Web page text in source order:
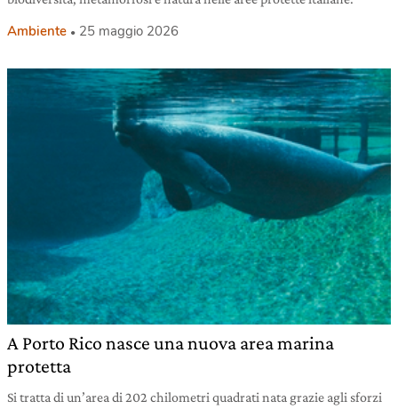
Ambiente 25 maggio 2026
A Porto Rico nasce una nuova area marina
protetta
Si tratta di un’area di 202 chilometri quadrati nata grazie agli sforzi